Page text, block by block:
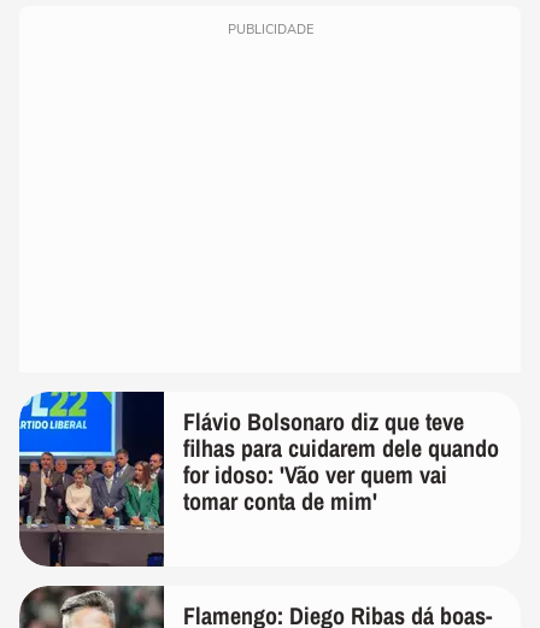
PUBLICIDADE
Flávio Bolsonaro diz que teve
filhas para cuidarem dele quando
for idoso: 'Vão ver quem vai
tomar conta de mim'
Flamengo: Diego Ribas dá boas-